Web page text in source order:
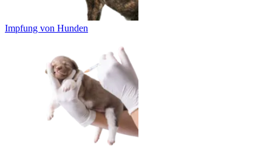
Impfung von Hunden